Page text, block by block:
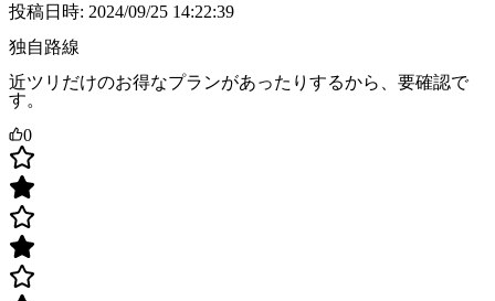
投稿日時: 2024/09/25 14:22:39
独自路線
近ツリだけのお得なプランがあったりするから、要確認で
す。
0